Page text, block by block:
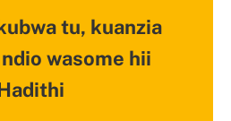
tu, kuanzia
wasome hii